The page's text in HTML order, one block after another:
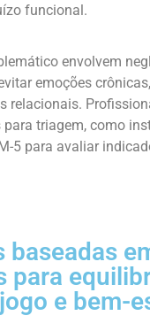
funcional.
envolvem
emoções
relacionais.
triagem, como
5 para avaliar
baseadas
para
e bem-